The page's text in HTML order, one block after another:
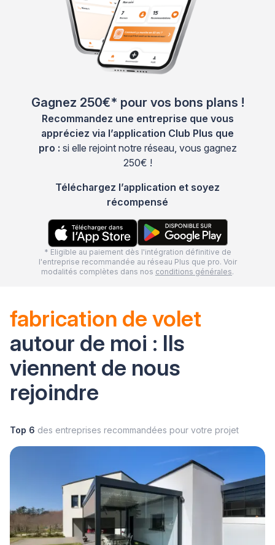
Gagnez 250€* pour vos bons plans !
Recommandez une entreprise que vous
appréciez via l’application Club Plus que
pro : si elle rejoint notre réseau, vous gagnez
250€ !
Téléchargez l’application et soyez
récompensé
* Eligible au paiement dès l'intégration définitive de
l'entreprise recommandée au réseau Plus que pro. Voir
modalités complètes dans nos conditions générales.
fabrication de volet
autour de moi : Ils
viennent de nous
rejoindre
Top 6 des entreprises recommandées pour votre projet